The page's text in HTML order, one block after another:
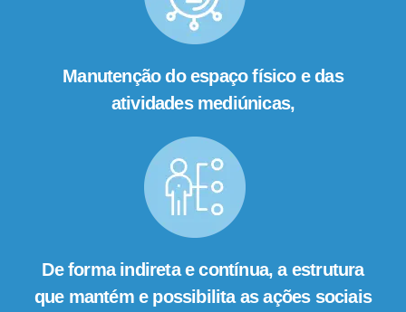
Manutenção do espaço físico e das
atividades mediúnicas,
De forma indireta e contínua, a estrutura
que mantém e possibilita as ações sociais